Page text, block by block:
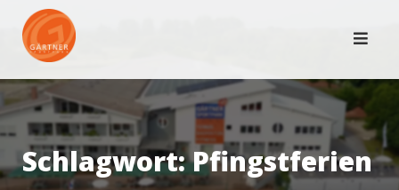
content
Schlagwort:Pfingstferien